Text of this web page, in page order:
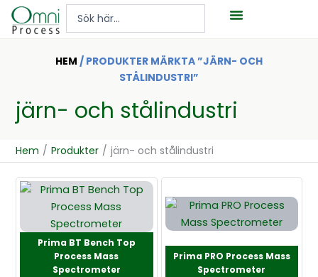
Hoppa
Search
HEM / PRODUKTER MÄRKTA ”JÄRN- OCH
STÅLINDUSTRI”
järn- och stålindustri
Hem / Produkter / järn- och stålindustri
Prima BT Bench Top
Process Mass
Spectrometer
Prima PRO Process Mass
Spectrometer